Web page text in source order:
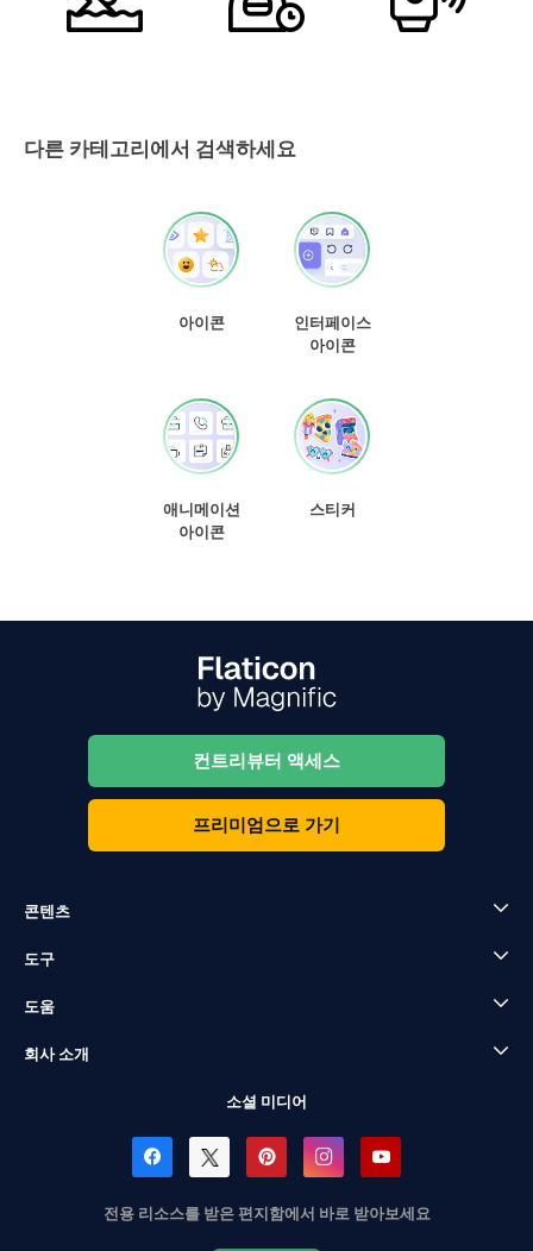
다른 카테고리에서 검색하세요
아이콘
인터페이스
아이콘
애니메이션
아이콘
스티커
컨트리뷰터 액세스
프리미엄으로 가기
콘텐츠
도구
도움
회사 소개
소셜 미디어
전용 리소스를 받은 편지함에서 바로 받아보세요